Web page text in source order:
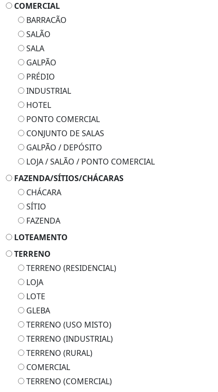
COMERCIAL
BARRACÃO
SALÃO
SALA
GALPÃO
PRÉDIO
INDUSTRIAL
HOTEL
PONTO COMERCIAL
CONJUNTO DE SALAS
GALPÃO / DEPÓSITO
LOJA / SALÃO / PONTO COMERCIAL
FAZENDA/SÍTIOS/CHÁCARAS
CHÁCARA
SÍTIO
FAZENDA
LOTEAMENTO
TERRENO
TERRENO (RESIDENCIAL)
LOJA
LOTE
GLEBA
TERRENO (USO MISTO)
TERRENO (INDUSTRIAL)
TERRENO (RURAL)
COMERCIAL
TERRENO (COMERCIAL)